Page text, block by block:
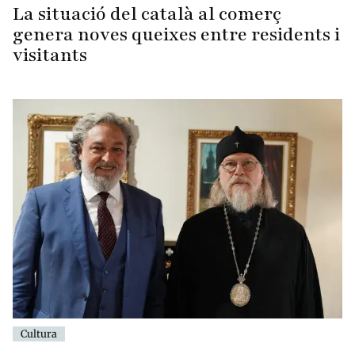
La situació del català al comerç
genera noves queixes entre residents i
visitants
Cultura